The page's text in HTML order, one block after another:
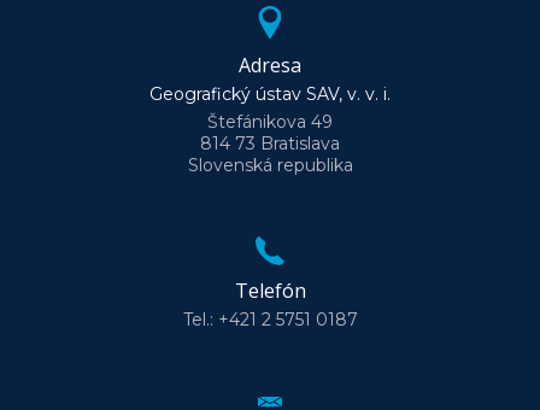
Adresa
Geografický ústav SAV, v. v. i.
Štefánikova 49
814 73 Bratislava
Slovenská republika
Telefón
Tel.: +421 2 5751 0187